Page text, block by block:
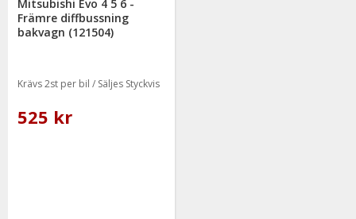
Mitsubishi Evo 4 5 6 -
Främre diffbussning
bakvagn (121504)
Krävs 2st per bil / Säljes Styckvis
525 kr